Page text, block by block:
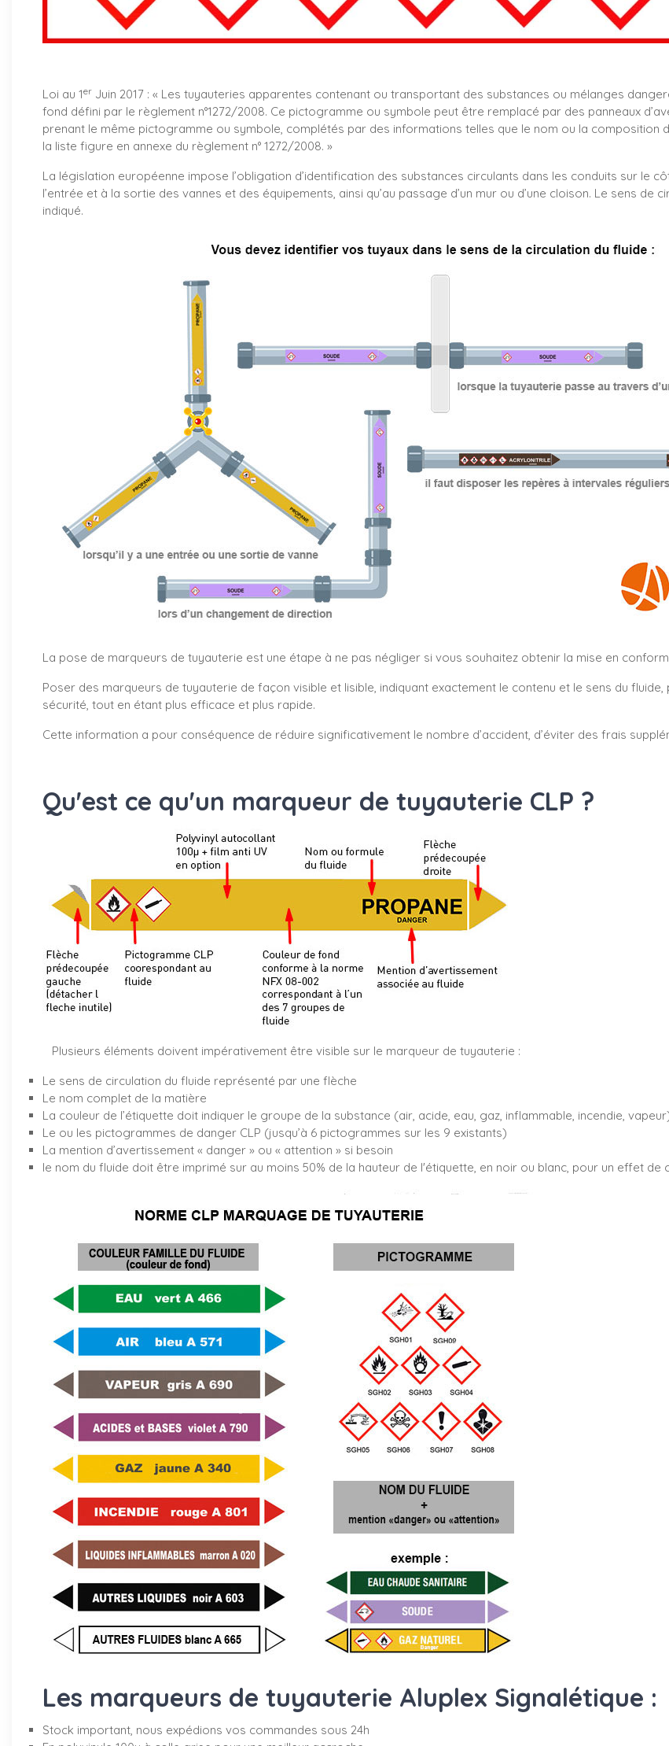
Loi au 1er Juin 2017 : « Les tuyauteries apparentes contenant ou transportant des substances ou mélanges
fond défini par le règlement n°1272/2008. Ce pictogramme ou symbole peut être remplacé par des panneaux
prenant le même pictogramme ou symbole, complétés par des informations telles que le nom ou la composition
la liste figure en annexe du règlement n° 1272/2008. »
La législation européenne impose l’obligation d’identification des substances circulants dans les conduits sur le
l’entrée et à la sortie des vannes et des équipements, ainsi qu’au passage d’un mur ou d’une cloison. Le sens
indiqué.
La pose de marqueurs de tuyauterie est une étape à ne pas négliger si vous souhaitez obtenir la mise en
Poser des marqueurs de tuyauterie de façon visible et lisible, indiquant exactement le contenu et le sens du
sécurité, tout en étant plus efficace et plus rapide.
Cette information a pour conséquence de réduire significativement le nombre d’accident, d’éviter des frais
Qu'est ce qu'un marqueur de tuyauterie CLP ?
Plusieurs éléments doivent impérativement être visible sur le marqueur de tuyauterie :
Le sens de circulation du fluide représenté par une flèche
Le nom complet de la matière
La couleur de l’étiquette doit indiquer le groupe de la substance (air, acide, eau, gaz, inflammable, incendie,
Le ou les pictogrammes de danger CLP (jusqu’à 6 pictogrammes sur les 9 existants)
La mention d’avertissement « danger » ou « attention » si besoin
le nom du fluide doit être imprimé sur au moins 50% de la hauteur de l'étiquette, en noir ou blanc, pour un effet
Les marqueurs de tuyauterie Aluplex Signalétique :
Stock important, nous expédions vos commandes sous 24h